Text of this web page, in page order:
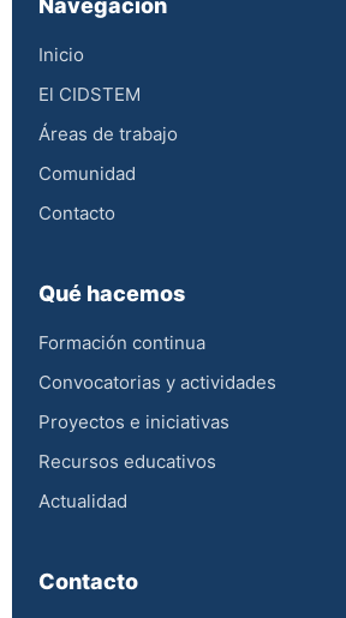
Navegación
Inicio
El CIDSTEM
Áreas de trabajo
Comunidad
Contacto
Qué hacemos
Formación continua
Convocatorias y actividades
Proyectos e iniciativas
Recursos educativos
Actualidad
Contacto